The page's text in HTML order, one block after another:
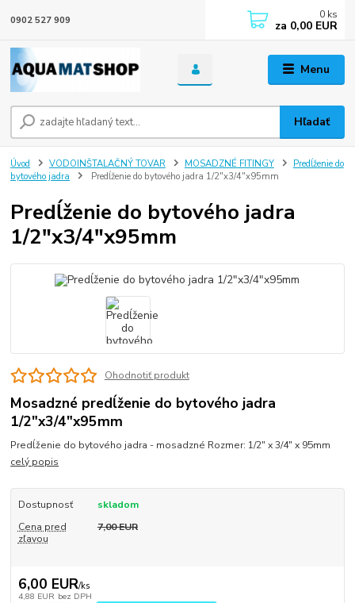
Menu
Hľadať
0902 527 909 0 ks
za 0,00 EUR
Úvod VODOINŠTALAČNÝ TOVAR MOSADZNÉ FITINGY
Predĺženie do
bytového jadra
Predĺženie do bytového jadra 1/2"x3/4"x95mm
Predĺženie do bytového jadra
1/2"x3/4"x95mm
Ohodnotiť produkt
Mosadzné predĺženie do bytového jadra
1/2"x3/4"x95mm
Predĺženie do bytového jadra - mosadzné Rozmer: 1/2" x 3/4" x 95mm
celý popis
Dostupnosť
skladom
Cena pred
zľavou
7,00 EUR
6,00 EUR/ks
4,88 EUR bez DPH